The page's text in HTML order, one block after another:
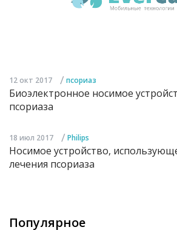
12 окт 2017 / псориаз
Биоэлектронное носимое
псориаза
18 июл 2017 / Philips
Носимое устройство,
лечения псориаза
Популярное